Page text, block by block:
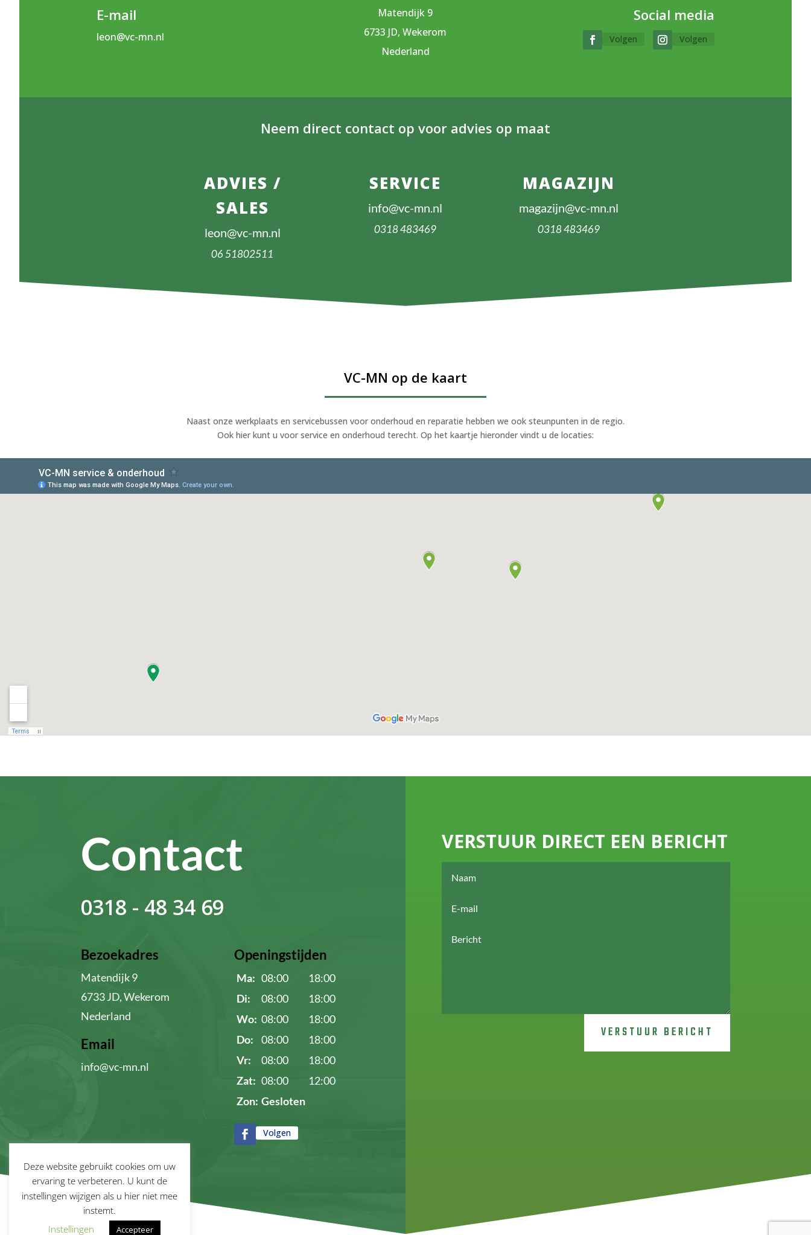
E-mail
leon@vc-mn.nl
Matendijk 9
6733 JD, Wekerom
Nederland
Social media
Volgen Volgen
Neem direct contact op voor advies op maat
ADVIES /
SALES
leon@vc-mn.nl
06 51802511
SERVICE
info@vc-mn.nl
0318 483469
MAGAZIJN
magazijn@vc-mn.nl
0318 483469
VC-MN op de kaart
Naast onze werkplaats en servicebussen voor onderhoud en reparatie hebben we ook steunpunten in de regio.
Ook hier kunt u voor service en onderhoud terecht. Op het kaartje hieronder vindt u de locaties:
Contact
0318 - 48 34 69
Bezoekadres
Matendijk 9
6733 JD, Wekerom
Nederland
Email
info@vc-mn.nl
Openingstijden
Ma: 08:00
18:00
Di:
08:00
18:00
Wo: 08:00
18:00
Do:
08:00
18:00
Vr:
08:00
18:00
Zat: 08:00
12:00
Zon: Gesloten
Volgen
VERSTUUR DIRECT EEN BERICHT
VERSTUUR BERICHT
Deze website gebruikt cookies om uw
ervaring te verbeteren. U kunt de
instellingen wijzigen als u hier niet mee
instemt.
Instellingen
Accepteer